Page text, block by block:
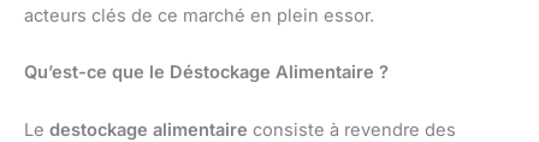
acteurs clés de ce marché en plein essor.
Qu’est-ce que le Déstockage Alimentaire ?
Le destockage alimentaire consiste à revendre des